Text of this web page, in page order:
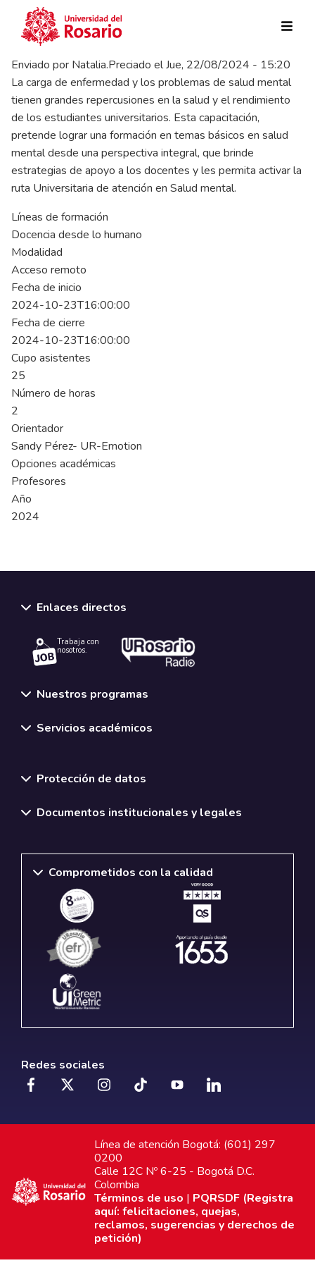
Pasar al contenido principal
Enviado por Natalia.Preciado elJue, 22/08/2024 - 15:20
La carga de enfermedad y los problemas de salud mental
tienen grandes repercusiones en la salud y el rendimiento
de los estudiantes universitarios. Esta capacitación,
pretende lograr una formación en temas básicos en salud
mental desde una perspectiva integral, que brinde
estrategias de apoyo a los docentes y les permita activar la
ruta Universitaria de atención en Salud mental.
Líneas de formación
Docencia desde lo humano
Modalidad
Acceso remoto
Fecha de inicio
2024-10-23T16:00:00
Fecha de cierre
2024-10-23T16:00:00
Cupo asistentes
25
Número de horas
2
Orientador
Sandy Pérez- UR-Emotion
Opciones académicas
Profesores
Año
2024
Enlaces directos
Trabaja con
nosotros.
Nuestros programas
Servicios académicos
Protección de datos
Documentos institucionales y legales
Comprometidos con la calidad
Redes sociales
Línea de atención Bogotá: (601) 297
0200
Calle 12C Nº 6-25 - Bogotá D.C.
Colombia
Términos de uso | PQRSDF (Registra
aquí: felicitaciones, quejas,
reclamos, sugerencias y derechos de
petición)